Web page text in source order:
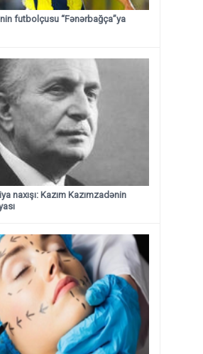
futbolçusu “Fənərbağça”ya
naxışı: Kazım Kazımzadənin